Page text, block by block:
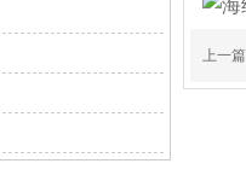
上一篇